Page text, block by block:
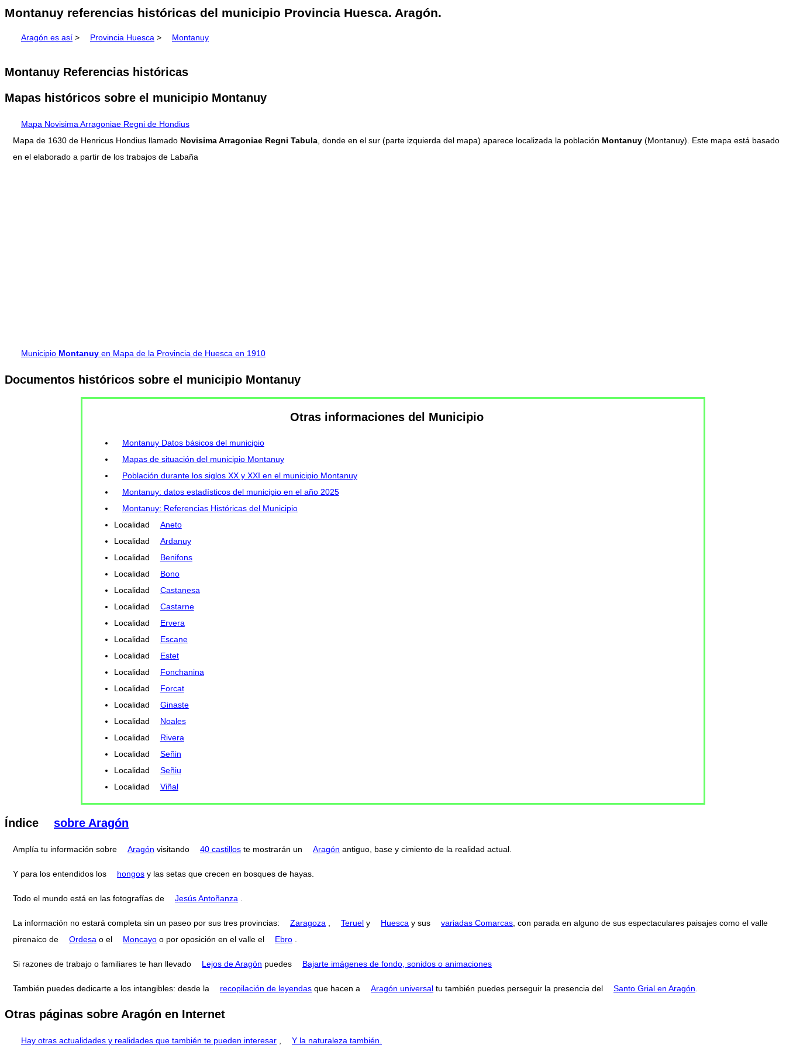
Montanuy referencias históricas del municipio Provincia Huesca. Aragón.
Aragón es así > Provincia Huesca > Montanuy
Montanuy Referencias históricas
Mapas históricos sobre el municipio Montanuy
Mapa Novisima Arragoniae Regni de Hondius
Mapa de 1630 de Henricus Hondius llamado Novisima Arragoniae Regni Tabula , donde en el sur (parte izquierda del mapa) aparece localizada la población Montanuy (Montanuy). Este mapa está basado
en el elaborado a partir de los trabajos de Labaña
Municipio Montanuy en Mapa de la Provincia de Huesca en 1910
Documentos históricos sobre el municipio Montanuy
Otras informaciones del Municipio
Montanuy Datos básicos del municipio
Mapas de situación del municipio Montanuy
Población durante los siglos XX y XXI en el municipio Montanuy
Montanuy: datos estadísticos del municipio en el año 2025
Montanuy: Referencias Históricas del Municipio
Localidad
Aneto
Localidad
Ardanuy
Localidad
Benifons
Localidad
Bono
Localidad
Castanesa
Localidad
Castarne
Localidad
Ervera
Localidad
Escane
Localidad
Estet
Localidad
Fonchanina
Localidad
Forcat
Localidad
Ginaste
Localidad
Noales
Localidad
Rivera
Localidad
Señin
Localidad
Señiu
Localidad
Viñal
Índice sobre Aragón
Amplía tu información sobre Aragón visitando 40 castillos te mostrarán un Aragón antiguo, base y cimiento de la realidad actual.
Y para los entendidos los hongos y las setas que crecen en bosques de hayas.
Todo el mundo está en las fotografías de Jesús Antoñanza
La información no estará completa sin un paseo por sus tres provincias: Zaragoza Teruel y Huesca y sus variadas Comarcas , con parada en alguno de sus espectaculares paisajes como el valle
pirenaico de
Ordesa o el Moncayo o por oposición en el valle el Ebro
Si razones de trabajo o familiares te han llevado Lejos de Aragón puedes Bajarte imágenes de fondo, sonidos o animaciones
También puedes dedicarte a los intangibles: desde la recopilación de leyendas que hacen a Aragón universal tu también puedes perseguir la presencia del Santo Grial en Aragón
Otras páginas sobre Aragón en Internet
Hay otras actualidades y realidades que también te pueden interesar Y la naturaleza también.